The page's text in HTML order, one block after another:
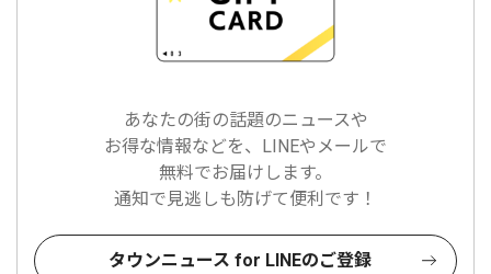
あなたの街の話題のニュースや
お得な情報などを、LINEやメールで
無料でお届けします。
通知で見逃しも防げて便利です！
タウンニュース for LINEのご登録